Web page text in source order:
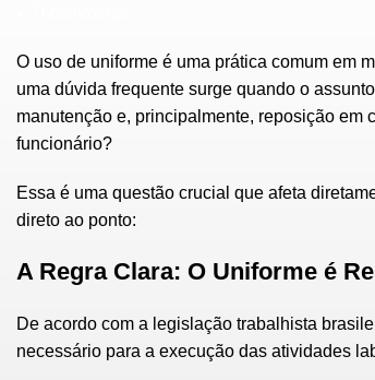
O uso de uniforme é uma prática comum em
uma dúvida frequente surge quando o
manutenção e, principalmente, reposição em
funcionário?
Essa é uma questão crucial que afeta
direto ao ponto:
A Regra Clara: O Uniforme é
De acordo com a legislação trabalhista
necessário para a execução das atividades